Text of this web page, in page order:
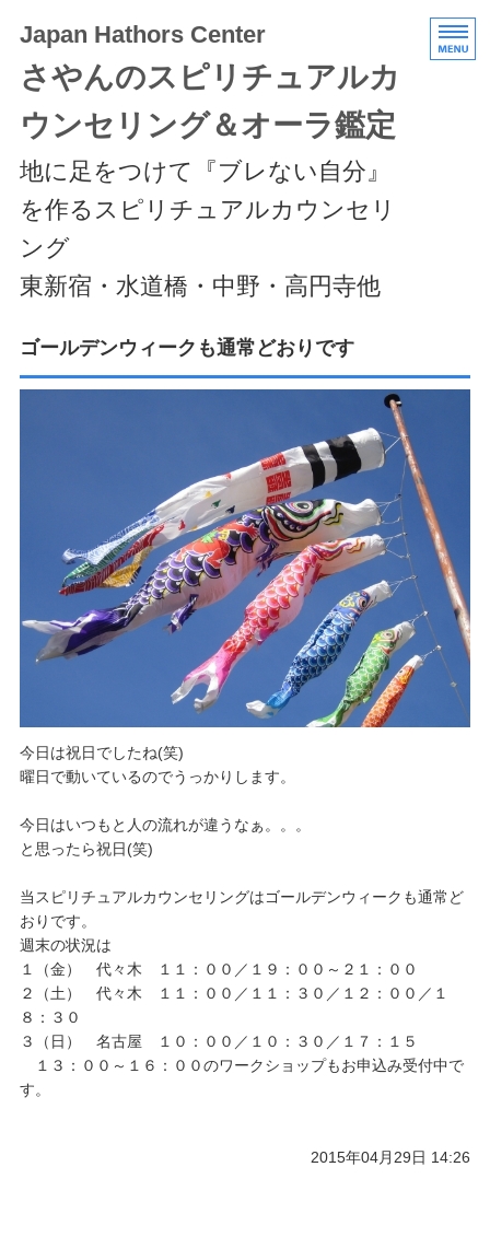
Japan Hathors Center
さやんのスピリチュアルカ
ウンセリング＆オーラ鑑定
地に足をつけて『ブレない自分』
を作るスピリチュアルカウンセリ
ング
東新宿・水道橋・中野・高円寺他
HOME
メニュー/料金
ご予約/お問い合わせ
ゴールデンウィークも通常どおりです
今日は祝日でしたね(笑)
曜日で動いているのでうっかりします。
今日はいつもと人の流れが違うなぁ。。。
と思ったら祝日(笑)
当スピリチュアルカウンセリングはゴールデンウィークも通常ど
おりです。
週末の状況は
１（金） 代々木 １１：００／１９：００～２１：００
２（土） 代々木 １１：００／１１：３０／１２：００／１
８：３０
３（日） 名古屋 １０：００／１０：３０／１７：１５
１３：００～１６：００のワークショップもお申込み受付中で
す。
2015年04月29日 14:26